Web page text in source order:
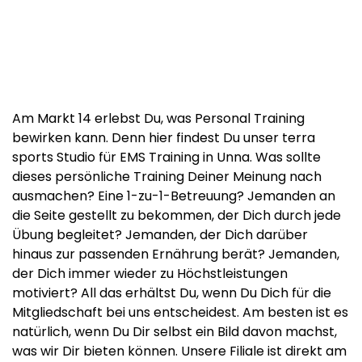
Am Markt 14 erlebst Du, was Personal Training
bewirken kann. Denn hier findest Du unser terra
sports Studio für EMS Training in Unna. Was sollte
dieses persönliche Training Deiner Meinung nach
ausmachen? Eine 1-zu-1-Betreuung? Jemanden an
die Seite gestellt zu bekommen, der Dich durch jede
Übung begleitet? Jemanden, der Dich darüber
hinaus zur passenden Ernährung berät? Jemanden,
der Dich immer wieder zu Höchstleistungen
motiviert? All das erhältst Du, wenn Du Dich für die
Mitgliedschaft bei uns entscheidest. Am besten ist es
natürlich, wenn Du Dir selbst ein Bild davon machst,
was wir Dir bieten können. Unsere Filiale ist direkt am